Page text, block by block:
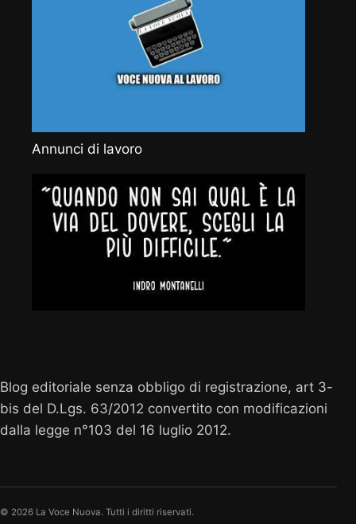
Annunci di lavoro
Blog editoriale senza obbligo di registrazione, art 3-
bis del D.Lgs. 63/2012 convertito con modificazioni
dalla legge n°103 del 16 luglio 2012.
© 2026 La Voce Nuova. Tutti i diritti riservati.